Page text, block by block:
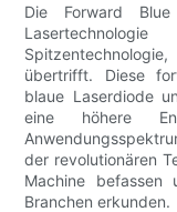
Die Forward
übertrifft. Diese
blaue Laserdiode
eine höhere
der revolutionären
Machine befassen
Branchen erkunden.